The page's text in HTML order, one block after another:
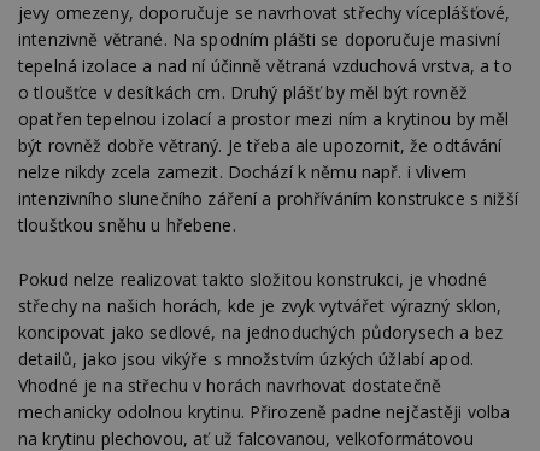
jevy omezeny, doporučuje se navrhovat střechy víceplášťové,
intenzivně větrané. Na spodním plášti se doporučuje masivní
tepelná izolace a nad ní účinně větraná vzduchová vrstva, a to
o tloušťce v desítkách cm. Druhý plášť by měl být rovněž
opatřen tepelnou izolací a prostor mezi ním a krytinou by měl
být rovněž dobře větraný. Je třeba ale upozornit, že odtávání
nelze nikdy zcela zamezit. Dochází k němu např. i vlivem
intenzivního slunečního záření a prohříváním konstrukce s nižší
tloušťkou sněhu u hřebene.
Pokud nelze realizovat takto složitou konstrukci, je vhodné
střechy na našich horách, kde je zvyk vytvářet výrazný sklon,
koncipovat jako sedlové, na jednoduchých půdorysech a bez
detailů, jako jsou vikýře s množstvím úzkých úžlabí apod.
Vhodné je na střechu v horách navrhovat dostatečně
mechanicky odolnou krytinu. Přirozeně padne nejčastěji volba
na krytinu plechovou, ať už falcovanou, velkoformátovou